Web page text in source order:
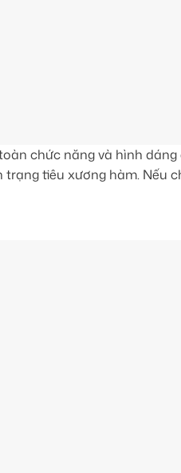
chức năng và hình
tiêu xương hàm. Nếu